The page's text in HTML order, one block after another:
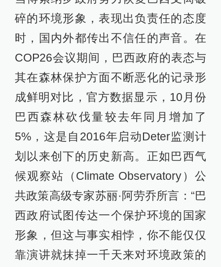
碎的环境形象，表现出负责任的态度
时，国内外都传出不信任的声音。在
COP26会议期间，巴西政府的表态与
其在森林保护方面不断恶化的记录形
成鲜明对比，官方数据显示，10月份
巴西森林砍伐量较去年同月增加了
5%，这是自2016年启动Deter监测计
划以来创下的历史新高。正如巴西气
候观察站（Climate Observatory）公
共政策高级专家苏丽·阿劳乔所言：“巴
西政府试图传达一个保护环境的国家
形象，但这与事实相悖，你不能仅仅
靠演讲就抹掉一千天来对环境政策的